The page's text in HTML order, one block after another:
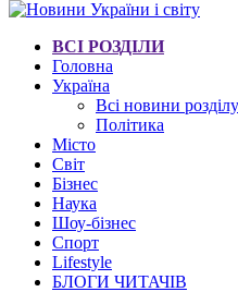
ВСІ РОЗДІЛИ
Головна
Україна
Всі новини розділу
Політика
Місто
Світ
Бізнес
Наука
Шоу-бізнес
Спорт
Lifestyle
БЛОГИ ЧИТАЧІВ